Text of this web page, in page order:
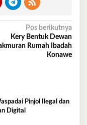
Pos berikutnya
Kery Bentuk Dewan
Rumah Ibadah
Konawe
Pinjol Ilegal dan
Digital